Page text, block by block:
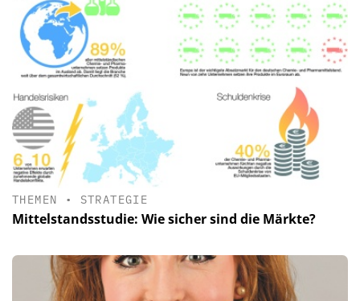
THEMEN • STRATEGIE
Mittelstandsstudie: Wie sicher sind die Märkte?